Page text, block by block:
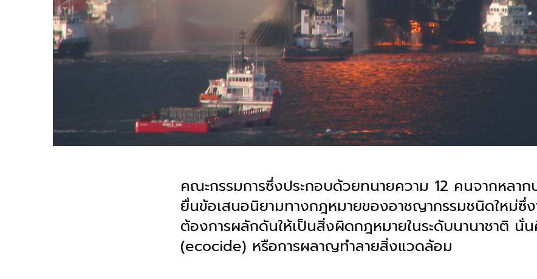
คณะกรรมการซึ่งประกอบด้วยทนายความ 12 คนจากหลาก
ยื่นข้อเสนอนิยามทางกฎหมายของอาชญากรรมชนิดใหม่ซึ่ง
ต้องการผลักดันให้เป็นสิ่งผิดกฎหมายในระดับนานาชาติ นั่
(ecocide) หรือการผลาญทำลายสิ่งแวดล้อม